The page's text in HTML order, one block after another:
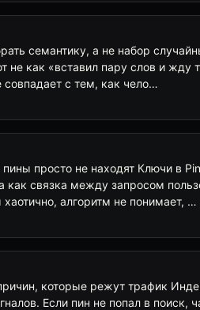
семантику, а не набор
не как «вставил пару слов и жду
совпадает с тем, как чело…
просто не находят Ключи в
как связка между запросом
алгоритм не понимает, …
которые режут трафик
Если пин не попал в поиск,